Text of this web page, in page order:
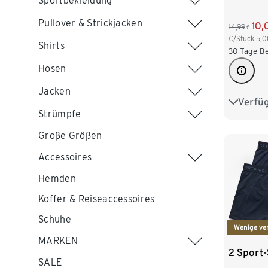
Pullover & Strickjacken
Shirts
Hosen
Jacken
Strümpfe
Große Größen
Accessoires
Hemden
Koffer & Reiseaccessoires
Schuhe
MARKEN
SALE
14,99 €
€/Stück
30-Tage-
S/4
Wenige
2